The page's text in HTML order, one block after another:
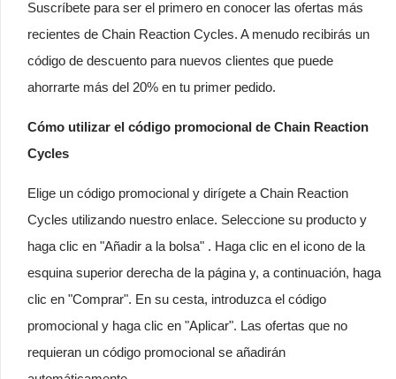
Suscríbete para ser el primero en conocer las ofertas más
recientes de Chain Reaction Cycles. A menudo recibirás un
código de descuento para nuevos clientes que puede
ahorrarte más del 20% en tu primer pedido.
Cómo utilizar el código promocional de Chain Reaction
Cycles
Elige un código promocional y dirígete a Chain Reaction
Cycles utilizando nuestro enlace. Seleccione su producto y
haga clic en "Añadir a la bolsa" . Haga clic en el icono de la
esquina superior derecha de la página y, a continuación, haga
clic en "Comprar". En su cesta, introduzca el código
promocional y haga clic en "Aplicar". Las ofertas que no
requieran un código promocional se añadirán